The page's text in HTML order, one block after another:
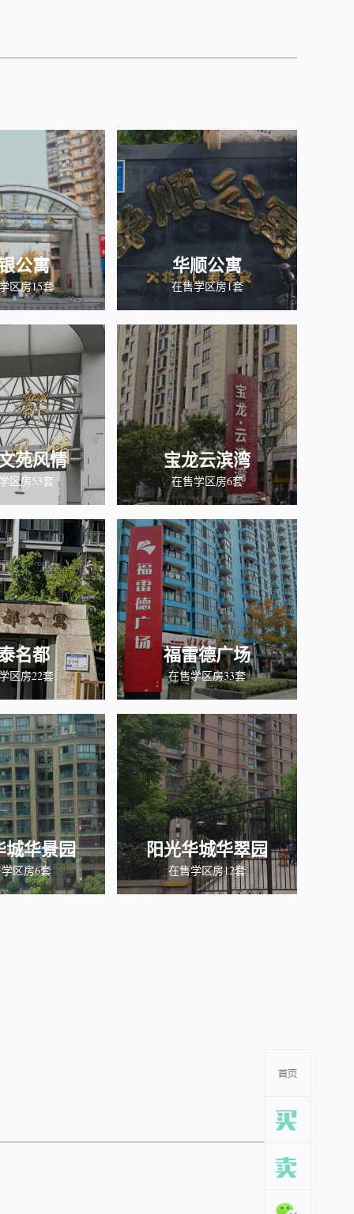
公寓
区房15套
华顺公寓
在售学区房1套
苑风情
区房53套
宝龙云滨湾
在售学区房6套
名都
区房22套
福雷德广场
在售学区房33套
城华景园
区房6套
阳光华城华翠园
在售学区房12套